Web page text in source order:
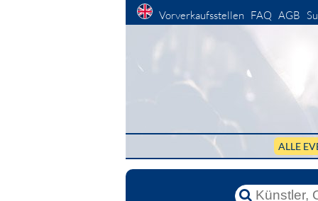
Vorverkaufsstellen FAQ AGB
ALLE